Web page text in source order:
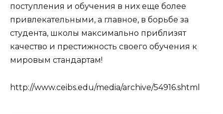
поступления и обучения в них еще более
привлекательными, а главное, в борьбе за
студента, школы максимально приблизят
качество и престижность своего обучения к
мировым стандартам!
http://www.ceibs.edu/media/archive/54916.shtml